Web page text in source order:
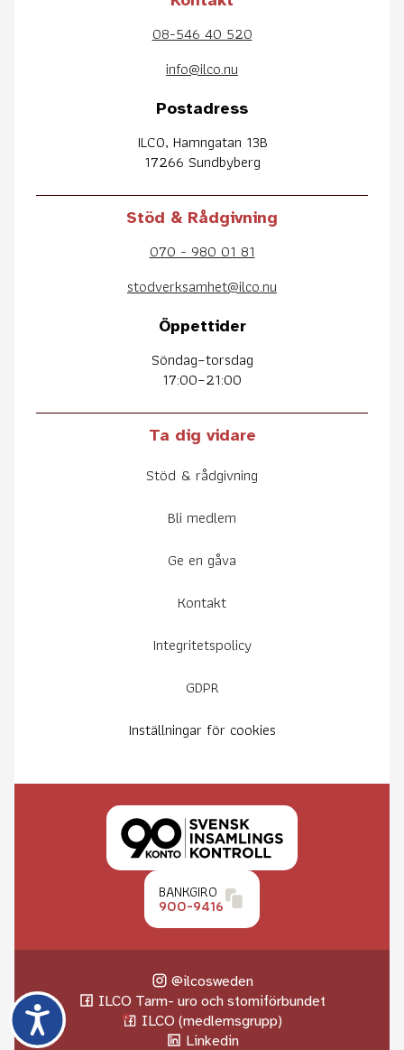
08-546 40 520
info@ilco.nu
Postadress
ILCO, Hamngatan 13B
17266 Sundbyberg
Stöd & Rådgivning
070 - 980 01 81
stodverksamhet@ilco.nu
Öppettider
Söndag–torsdag
17:00–21:00
Ta dig vidare
Stöd & rådgivning
Bli medlem
Ge en gåva
Kontakt
Integritetspolicy
GDPR
Inställningar för cookies
BANKGIRO
900-9416
@ilcosweden
ILCO Tarm- uro och stomiförbundet
ILCO (medlemsgrupp)
Linkedin